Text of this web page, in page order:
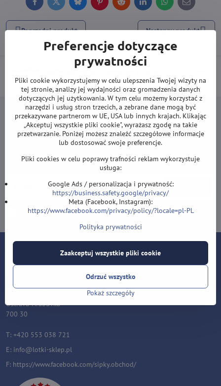
FacebookTwitterBlueskyPinterestReddit LinkedInWhatsApp
E-
mail
Poprzedni produkt Następny produkt
DARMOWA wysyłka od 500 zł
lub kartą).
Newsletter
Zapisz się do naszego newslettera:
Subskrybuj
Chcę zapisać się do newslettera przez e-mail
Ostrava-Hrabůvka
700 30
T: +420 553 038 721
E: info@lotki-sklep.pl
F: https://www.facebook.com/sipky.obchod/
Preferencje dotyczące
prywatności
Pliki cookie wykorzystujemy w celu ulepszenia Twojej wizyty na
tej stronie, analizy jej wydajności oraz gromadzenia danych
dotyczących jej użytkowania. W tym celu możemy korzystać z
narzędzi i usług stron trzecich, a zebrane dane mogą być
przekazywane partnerom w UE, USA lub innych krajach. Klikając
„Akceptuj wszystkie pliki cookie", wyrażasz zgodę na takie
przetwarzanie. Poniżej możesz znaleźć szczegółowe informacje
lub dostosować swoje preferencje.
Pliki cookies w celu poprawy trafności reklam wykorzystuje
usługa:
Google Ads / personalizacja i prywatność:
https://business.safety.google/privacy/
Meta (Facebook, Instagram):
https://www.facebook.com/privacy/policy/?locale=pl-PL
Polityka prywatności
Pokaż szczegóły
Zaakceptuj wszystkie pliki cookie
Odrzuć wszystko